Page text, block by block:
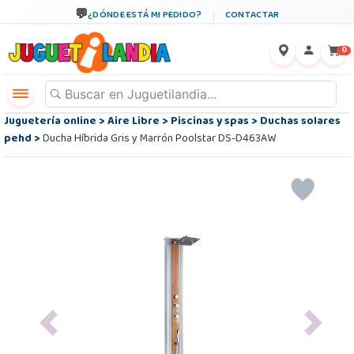
¿DÓNDE ESTÁ MI PEDIDO? CONTACTAR
0
Juguetería online>Aire Libre>Piscinas y spas>Duchas solares
pehd>Ducha Híbrida Gris y Marrón Poolstar DS-D463AW
Previous Next